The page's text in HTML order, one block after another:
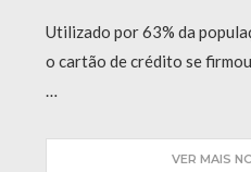
Utilizado por 63% da
o cartão de crédito se
…
VER MAIS